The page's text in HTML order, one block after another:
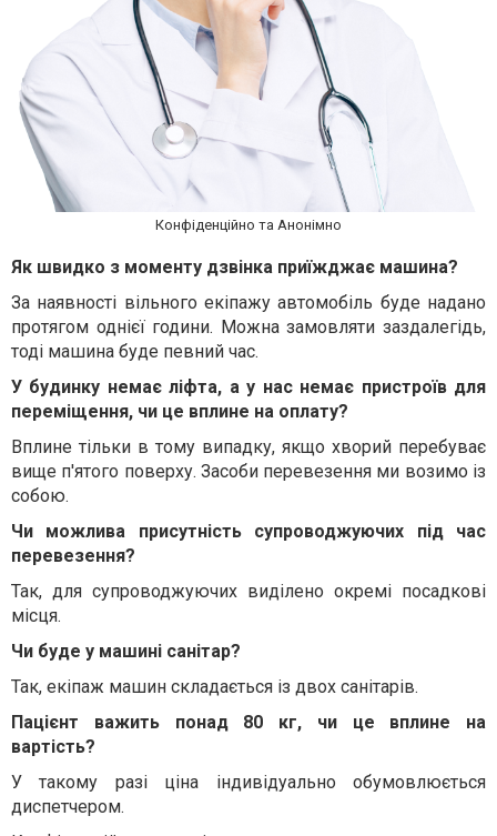
Конфіденційно та Анонімно
Як швидко з моменту дзвінка приїжджає машина?
За наявності вільного екіпажу автомобіль буде надано
протягом однієї години. Можна замовляти заздалегідь,
тоді машина буде певний час.
У будинку немає ліфта, а у нас немає пристроїв для
переміщення, чи це вплине на оплату?
Вплине тільки в тому випадку, якщо хворий перебуває
вище п'ятого поверху. Засоби перевезення ми возимо із
собою.
Чи можлива присутність супроводжуючих під час
перевезення?
Так, для супроводжуючих виділено окремі посадкові
місця.
Чи буде у машині санітар?
Так, екіпаж машин складається із двох санітарів.
Пацієнт важить понад 80 кг, чи це вплине на
вартість?
У такому разі ціна індивідуально обумовлюється
диспетчером.